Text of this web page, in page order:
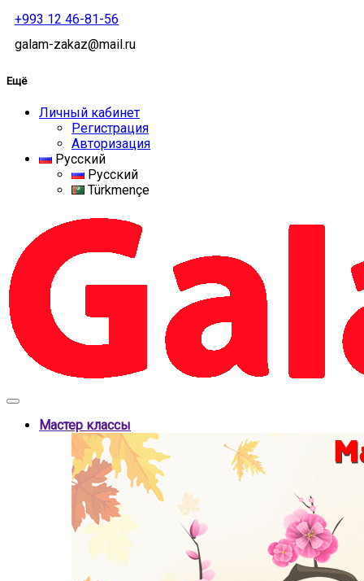
+993 12 46-81-56
galam-zakaz@mail.ru
Ещё
Личный кабинет
Регистрация
Авторизация
Русский
Русский
Türkmençe
Мастер классы